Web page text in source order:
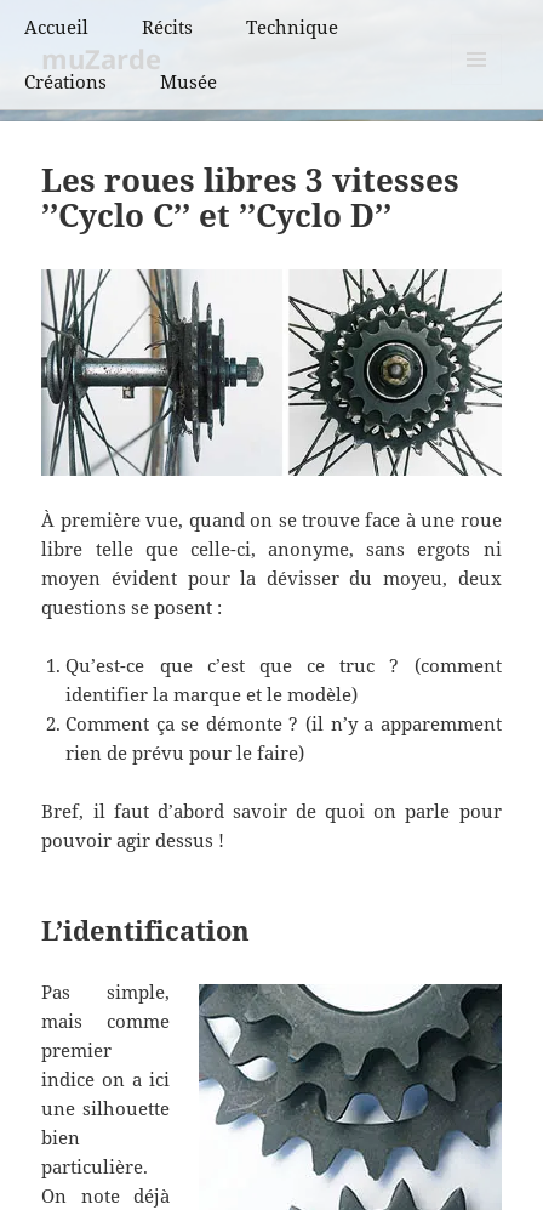
Accueil Récits
BCN et BPF
PBP
Flèches de France
Flèches de France
« vintage »
Technique
Créations Musée
muZarde
ET
Les roues libres 3 vitesses
’’Cyclo C’’ et ’’Cyclo D’’
À première vue, quand on se trouve face à une roue
libre telle que celle-ci, anonyme, sans ergots ni
moyen évident pour la dévisser du moyeu, deux
questions se posent :
Qu’est-ce que c’est que ce truc ? (comment
identifier la marque et le modèle)
Comment ça se démonte ? (il n’y a apparemment
rien de prévu pour le faire)
Bref, il faut d’abord savoir de quoi on parle pour
pouvoir agir dessus !
L’identification
Pas simple,
mais comme
premier
indice on a ici
une silhouette
bien
particulière.
On note déjà